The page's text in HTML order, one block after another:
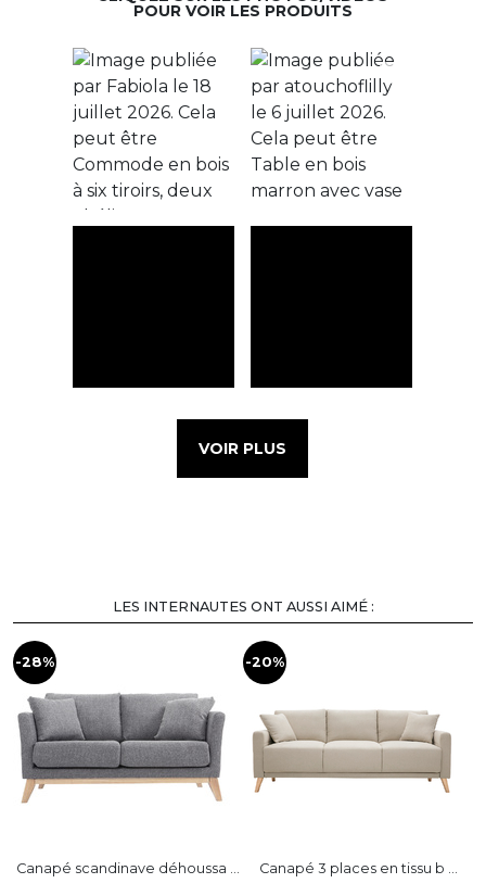
POUR VOIR LES PRODUITS
VOIR PLUS
LES INTERNAUTES ONT AUSSI AIMÉ :
-28%
Canapé scandinave déhoussa ...
-20%
Canapé 3 places en tissu b ...